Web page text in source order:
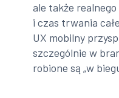
ale także
i czas trwania
UX mobilny
szczególnie w
robione są „w